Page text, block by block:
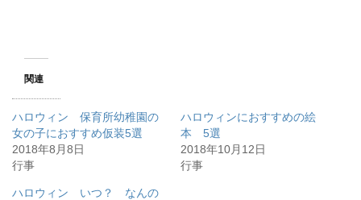
関連
ハロウィン 保育所幼稚園の
女の子におすすめ仮装5選
2018年8月8日
行事
ハロウィンにおすすめの絵
本 5選
2018年10月12日
行事
ハロウィン いつ？ なんの